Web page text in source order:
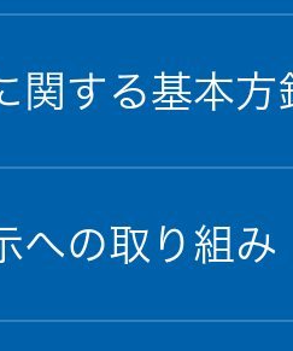
関する基本方
への取り組み